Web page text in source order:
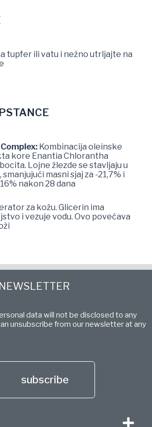
tupfer ili vatu i nežno utrljajte na
Kombinacija oleinske
kore Enantia Chlorantha
Lojne žlezde se stavljaju u
masni sjaj za -21,7% i
nakon 28 dana
za kožu. Glicerin ima
i vezuje vodu. Ovo povećava
NEWSLETTER
data will not be disclosed to any
unsubscribe from our newsletter at any
subscribe